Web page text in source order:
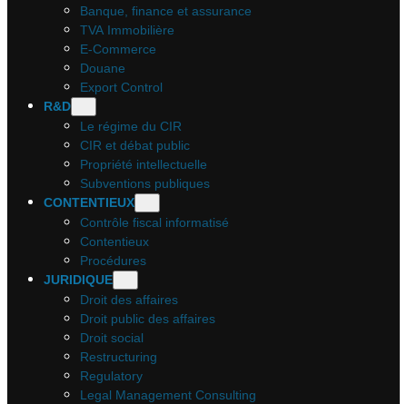
Banque, finance et assurance
TVA Immobilière
E-Commerce
Douane
Export Control
R&D
Le régime du CIR
CIR et débat public
Propriété intellectuelle
Subventions publiques
CONTENTIEUX
Contrôle fiscal informatisé
Contentieux
Procédures
JURIDIQUE
Droit des affaires
Droit public des affaires
Droit social
Restructuring
Regulatory
Legal Management Consulting